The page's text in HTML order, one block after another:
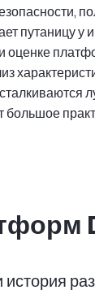
путаницу у
оценке